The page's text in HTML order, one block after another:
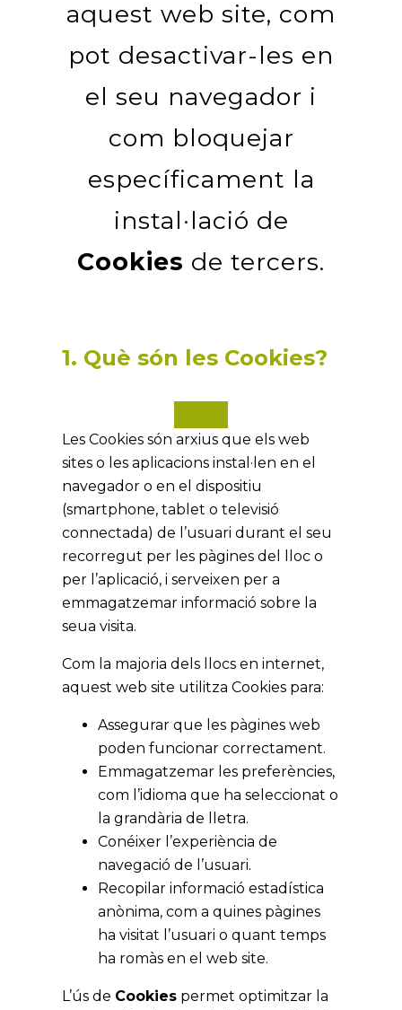
aquest web site, com
pot desactivar-les en
el seu navegador i
com bloquejar
específicament la
instal·lació de
Cookies de tercers.
1. Què són les Cookies?
Les Cookies són arxius que els web
sites o les aplicacions instal·len en el
navegador o en el dispositiu
(smartphone, tablet o televisió
connectada) de l’usuari durant el seu
recorregut per les pàgines del lloc o
per l’aplicació, i serveixen per a
emmagatzemar informació sobre la
seua visita.
Com la majoria dels llocs en internet,
aquest web site utilitza Cookies para:
Assegurar que les pàgines web
poden funcionar correctament.
Emmagatzemar les preferències,
com l’idioma que ha seleccionat o
la grandària de lletra.
Conéixer l’experiència de
navegació de l’usuari.
Recopilar informació estadística
anònima, com a quines pàgines
ha visitat l’usuari o quant temps
ha romàs en el web site.
L’ús de Cookies permet optimitzar la